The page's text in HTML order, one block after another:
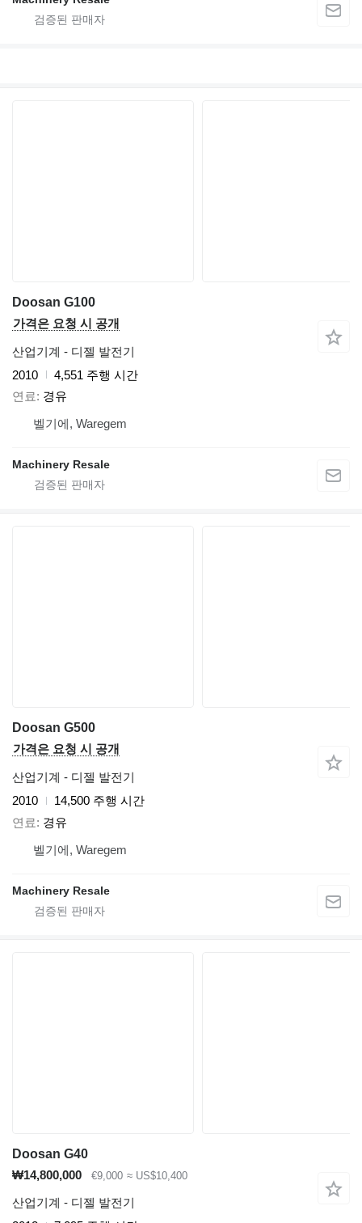
Doosan G100
가격은 요청 시 공개
산업기계 - 디젤 발전기
2010
4,551 주행 시간
연료
경유
벨기에, Waregem
Machinery Resale
Doosan G500
가격은 요청 시 공개
산업기계 - 디젤 발전기
2010
14,500 주행 시간
연료
경유
벨기에, Waregem
Machinery Resale
Doosan G40
₩14,800,000
€9,000 ≈ US$10,400
산업기계 - 디젤 발전기